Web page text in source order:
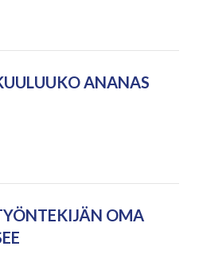
ANANAS
OMA